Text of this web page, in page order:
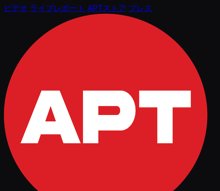
ビデオ ライブレポート APTストア プレス